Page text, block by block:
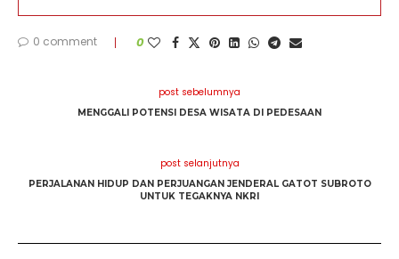
0 comment 0
post sebelumnya
MENGGALI POTENSI DESA WISATA DI PEDESAAN
post selanjutnya
PERJALANAN HIDUP DAN PERJUANGAN JENDERAL GATOT SUBROTO
UNTUK TEGAKNYA NKRI